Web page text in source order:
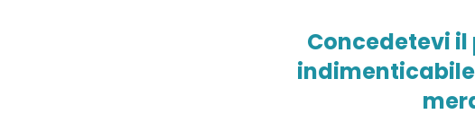
Concedetevi